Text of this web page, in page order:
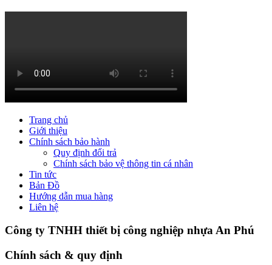
Trang chủ
Giới thiệu
Chính sách bảo hành
Quy định đổi trả
Chính sách bảo vệ thông tin cá nhân
Tin tức
Bản Đồ
Hướng dẫn mua hàng
Liên hệ
Công ty TNHH thiết bị công nghiệp nhựa An Phú
Chính sách & quy định